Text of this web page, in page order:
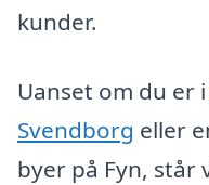
kunder.
Uanset om du er i
Svendborg eller
byer på Fyn, står